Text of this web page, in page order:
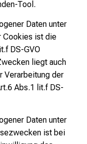
Tool.
Daten unter
Cookies ist die
DS-GVO
liegt auch
Verarbeitung der
Abs.1 lit.f DS-
Daten unter
ist bei